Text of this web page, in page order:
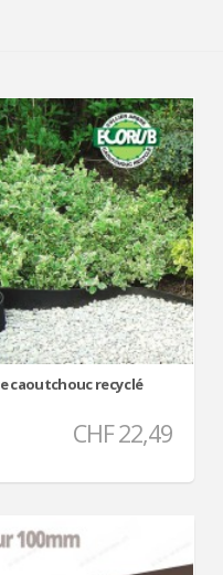
caoutchouc recyclé
CHF 22,49